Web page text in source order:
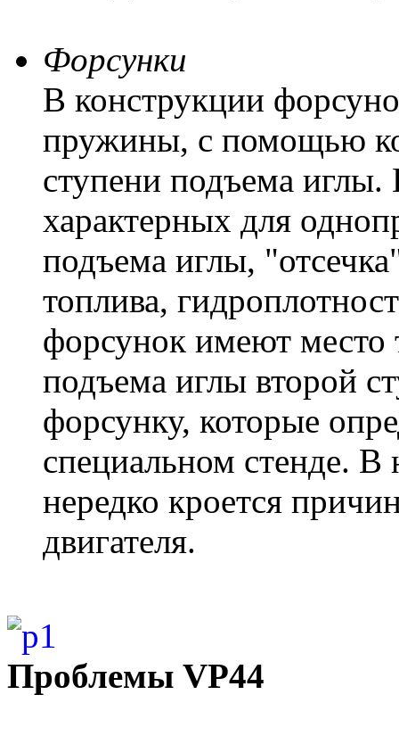
Форсунки
В конструкции
пружины, с помощью
ступени подъема
характерных для
подъема иглы,
топлива,
форсунок имеют место
подъема иглы второй
форсунку, которые
специальном стенде. В
нередко кроется
двигателя.
Проблемы VP44